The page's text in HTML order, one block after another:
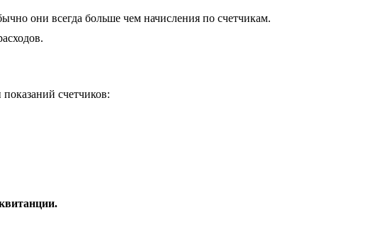
они всегда больше чем начисления по счетчикам.
счетчиков: